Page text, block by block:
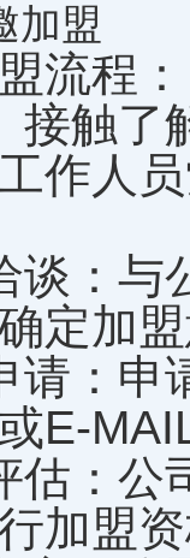
加盟
程：
触了解
作人
：与
定加
：申
E-
：公
加盟